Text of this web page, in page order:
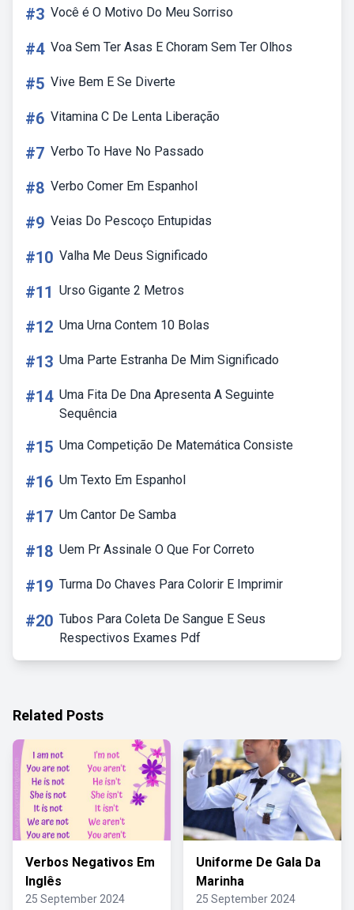
#3 Você é O Motivo Do Meu Sorriso
#4 Voa Sem Ter Asas E Choram Sem Ter Olhos
#5 Vive Bem E Se Diverte
#6 Vitamina C De Lenta Liberação
#7 Verbo To Have No Passado
#8 Verbo Comer Em Espanhol
#9 Veias Do Pescoço Entupidas
#10 Valha Me Deus Significado
#11 Urso Gigante 2 Metros
#12 Uma Urna Contem 10 Bolas
#13 Uma Parte Estranha De Mim Significado
#14 Uma Fita De Dna Apresenta A Seguinte
Sequência
#15 Uma Competição De Matemática Consiste
#16 Um Texto Em Espanhol
#17 Um Cantor De Samba
#18 Uem Pr Assinale O Que For Correto
#19 Turma Do Chaves Para Colorir E Imprimir
#20 Tubos Para Coleta De Sangue E Seus
Respectivos Exames Pdf
Related Posts
Verbos Negativos Em
Inglês
25 September 2024
Uniforme De Gala Da
Marinha
25 September 2024